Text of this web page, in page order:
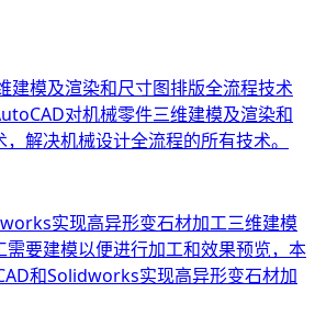
建模及渲染和尺寸图排版全流程技术
对机械零件三维建模及渲染和
解决机械设计全流程的所有技术。
实现高异形变石材加工三维建模
需要建模以便进行加工和效果预览，本
和Solidworks实现高异形变石材加